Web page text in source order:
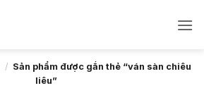
/ Sản phẩm được gắn thẻ “ván sàn chiêu
liêu”